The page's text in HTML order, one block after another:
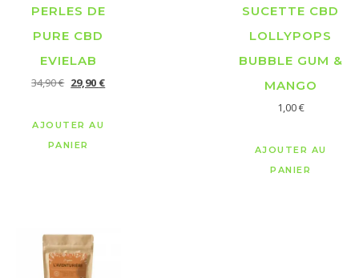
PERLES DE
PURE CBD
EVIELAB
34,90€ 29,90 €
AJOUTER AU
PANIER
SUCETTE CBD
LOLLYPOPS
BUBBLE GUM &
MANGO
1,00€
AJOUTER AU
PANIER